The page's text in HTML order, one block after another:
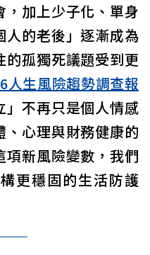
，加上少子化、單身
的老後」逐漸成為
的孤獨死議題受到更
人生風險趨勢調查報
」不再只是個人情感
、心理與財務健康的
新風險變數，我們
更穩固的生活防護